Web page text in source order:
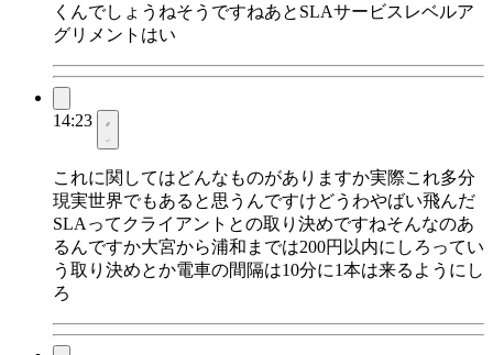
くんでしょうねそうですねあとSLAサービスレベルア
グリメントはい
14:23
これに関してはどんなものがありますか実際これ多分
現実世界でもあると思うんですけどうわやばい飛んだ
SLAってクライアントとの取り決めですねそんなのあ
るんですか大宮から浦和までは200円以内にしろってい
う取り決めとか電車の間隔は10分に1本は来るようにし
ろ